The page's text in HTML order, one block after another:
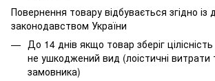
Повернення товару відбувається згідно із
законодавством України
До 14 днів якщо товар зберіг
не ушкоджений вид (лоістичні витрати
замовника)